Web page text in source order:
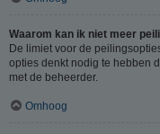
Waarom kan ik niet meer
De limiet voor de
opties denkt nodig te hebben
met de beheerder.
Omhoog